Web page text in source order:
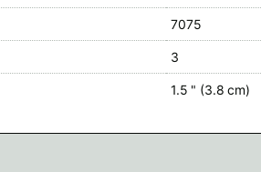
7075
3
1.5 " (3.8 cm)